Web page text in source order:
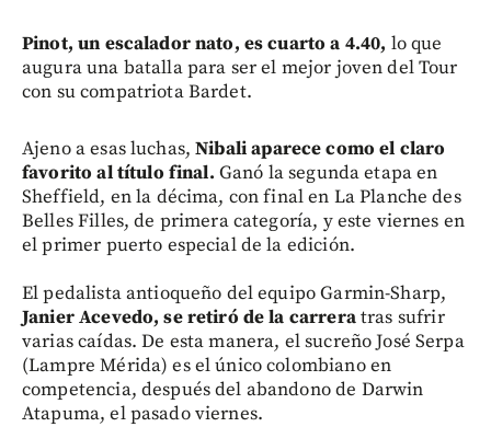
Pinot, un escalador nato, es cuarto a 4.40, lo que
augura una batalla para ser el mejor joven del Tour
con su compatriota Bardet.
Ajeno a esas luchas,Nibali aparece como el claro
favorito al título final. Ganó la segunda etapa en
Sheffield, en la décima, con final en La Planche des
Belles Filles, de primera categoría, y este viernes en
el primer puerto especial de la edición.
El pedalista antioqueño del equipo Garmin-Sharp,
Janier Acevedo, se retiró de la carreratras sufrir
varias caídas. De esta manera, el sucreño José Serpa
(Lampre Mérida) es el único colombiano en
competencia, después del abandono de Darwin
Atapuma, el pasado viernes.